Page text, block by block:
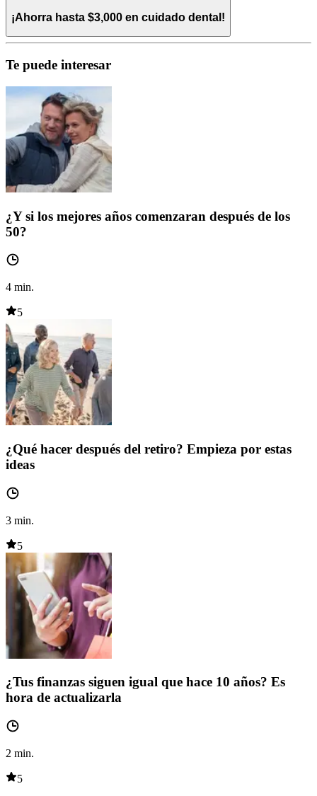
¡Ahorra hasta $3,000 en cuidado dental!
Te puede interesar
¿Y si los mejores años comenzaran después de los
50?
4 min.
5
¿Qué hacer después del retiro? Empieza por estas
ideas
3 min.
5
¿Tus finanzas siguen igual que hace 10 años? Es
hora de actualizarla
2 min.
5